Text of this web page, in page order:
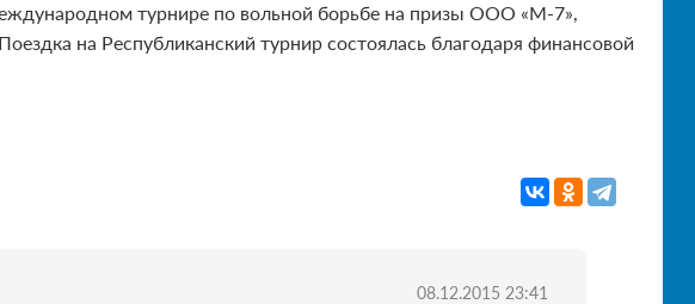
турнире по вольной борьбе на призы ООО «М-7»,
на Республиканский турнир состоялась благодаря финансовой
08.12.2015 23:41